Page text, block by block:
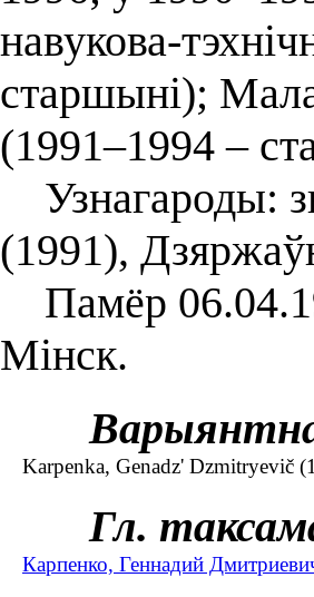
навукова-
старшыні);
(1991–1994 –
Узнагароды:
(1991),
Памёр
Мінск.
Karpenka, Genadz' Dzmіtryevіč
Гл.
Карпенко, Геннадий